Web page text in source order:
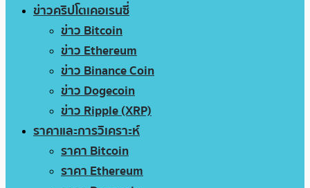
ข่าวคริปโตเคอเรนซี่
ข่าว Bitcoin
ข่าว Ethereum
ข่าว Binance Coin
ข่าว Dogecoin
ข่าว Ripple (XRP)
ราคาและการวิเคราะห์
ราคา Bitcoin
ราคา Ethereum